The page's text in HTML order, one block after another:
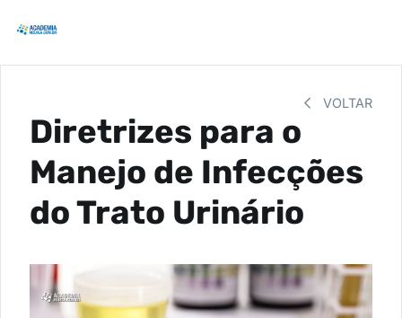
VOLTAR
Diretrizes para o
Manejo de Infecções
do Trato Urinário